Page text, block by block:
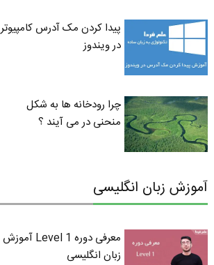
پیدا کردن مک آدرس کامپیوتر
در ویندوز
چرا رودخانه ها به شکل
منحنی در می آیند ؟
آموزش زبان انگلیسی
معرفی دوره Level 1 آموزش
زبان انگلیسی